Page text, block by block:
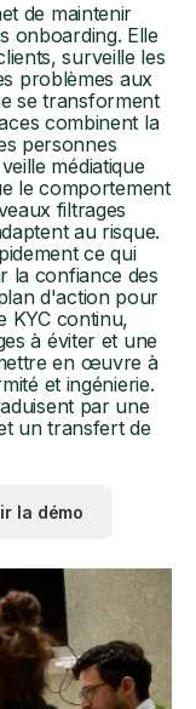
de maintenir
onboarding. Elle
surveille les
problèmes aux
se transforment
combinent la
personnes
médiatique
le comportement
filtrages
au risque.
ce qui
la confiance des
d'action pour
KYC continu,
à éviter et une
en œuvre à
et ingénierie.
par une
un transfert de
la démo